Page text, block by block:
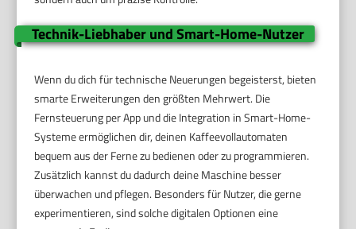
Technik-Liebhaber und Smart-Home-Nutzer
Wenn du dich für technische Neuerungen begeisterst, bieten
smarte Erweiterungen den größten Mehrwert. Die
Fernsteuerung per App und die Integration in Smart-Home-
Systeme ermöglichen dir, deinen Kaffeevollautomaten
bequem aus der Ferne zu bedienen oder zu programmieren.
Zusätzlich kannst du dadurch deine Maschine besser
überwachen und pflegen. Besonders für Nutzer, die gerne
experimentieren, sind solche digitalen Optionen eine